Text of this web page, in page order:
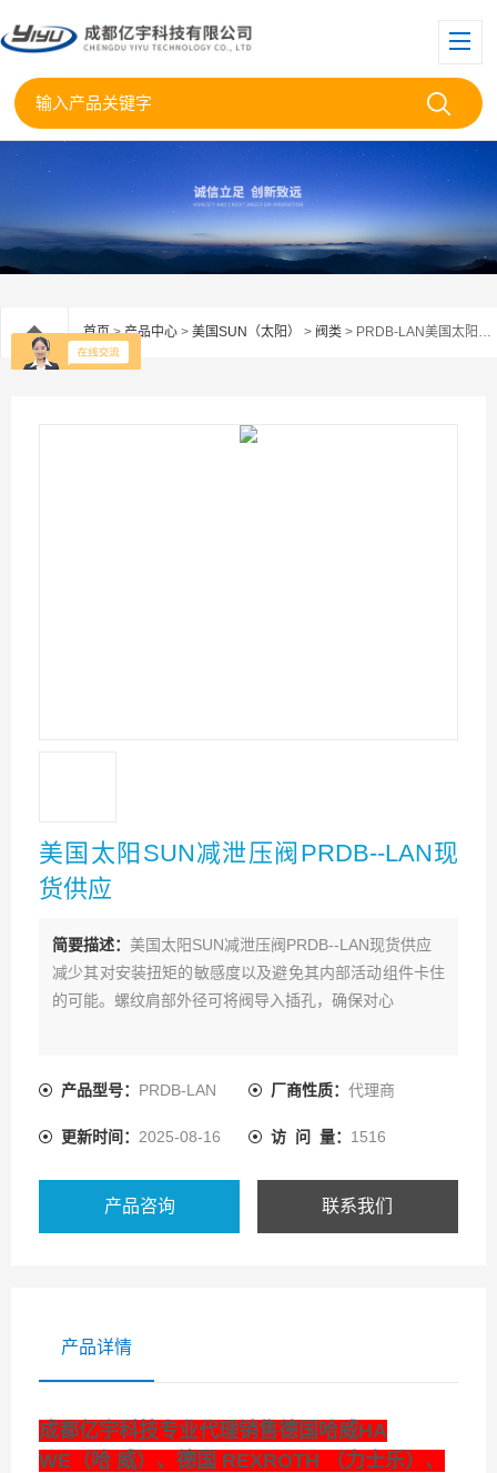
首页>产品中心 > 美国SUN（太阳） > 阀类 > PRDB-LAN美国太阳SUN减泄压阀PRDB--LAN现货供应
美国太阳SUN减泄压阀PRDB--LAN现
货供应
简要描述： 美国太阳SUN减泄压阀PRDB--LAN现货供应
减少其对安装扭矩的敏感度以及避免其内部活动组件卡住
的可能。螺纹肩部外径可将阀导入插孔，确保对心
产品型号： PRDB-LAN 厂商性质： 代理商
更新时间： 2025-08-16 访 问 量： 1516
产品咨询 联系我们
产品详情
成都亿宇科技专业代理销售德国哈威HA
WE（哈 威）、德国 REXROTH （力士乐）、